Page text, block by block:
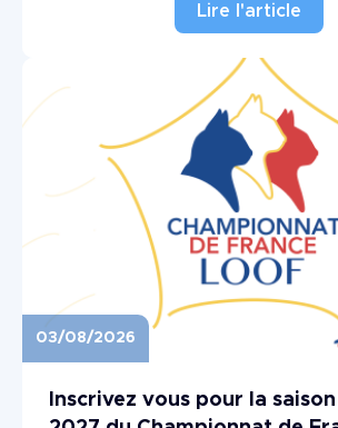
Lire l'article
03/08/2026
Inscrivez vous pour la